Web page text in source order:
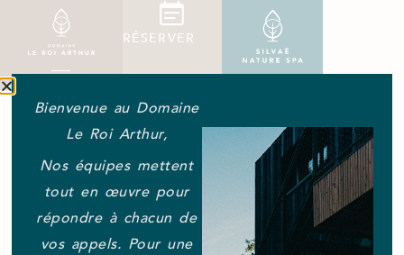
RÉSERVER
TOUTES LES RÉPONSES À
VOS QUESTIONS POUR
VOTRE WEEK-END
Parking / Stationnement
Bienvenue au Domaine
Le Roi Arthur,
Nos équipes mettent
tout en œuvre pour
répondre à chacun de
vos appels. Pour une